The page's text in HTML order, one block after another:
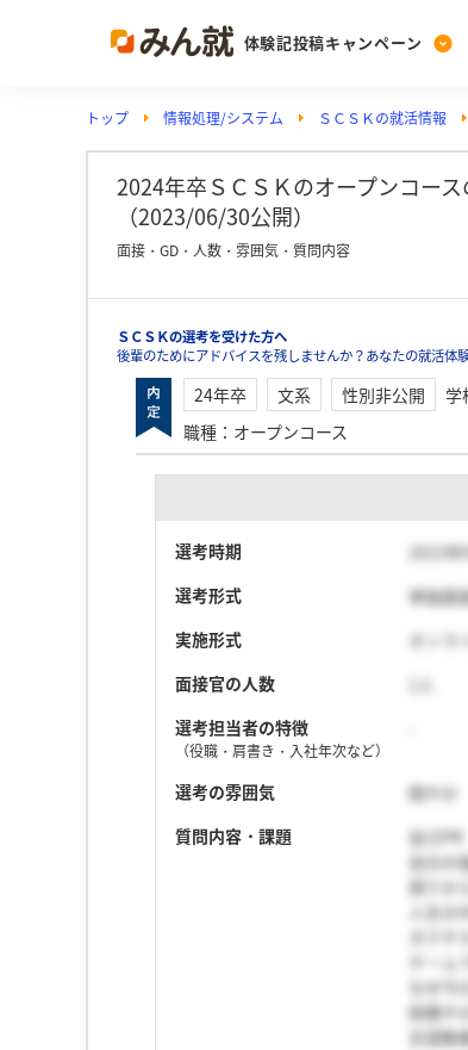
体験記投稿キャンペーン
Post
投稿する
Ranking
ランキングを
PickUp
注目の企業特
動画で知ろう
トップ 情報処理/システム ＳＣＳＫの就活情報
2024年卒ＳＣＳＫのオープンコー
（2023/06/30公開）
面接・GD・人数・雰囲気・質問内容
ＳＣＳＫの選考を受けた方へ
後輩のためにアドバイスを残しませんか？あなたの就活体
24年卒 文系 性別非公開 学
職種 ： オープンコース
選考時期
2023
選考形式
単独面
実施形式
オンラ
面接官の人数
選考担当者の特徴
（役職・肩書き・入社年次など）
選考の雰囲気
穏やか
質問内容・課題
自己PR
自分の
周りか
人生
ガク
チー
なぜ今
授業や
志望動